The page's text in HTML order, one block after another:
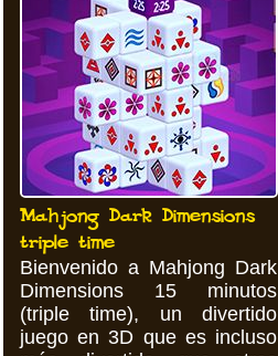
Mahjong Dark Dimensions
triple time
Bienvenido a Mahjong Dark
Dimensions 15 minutos
(triple time), un divertido
juego en 3D que es incluso